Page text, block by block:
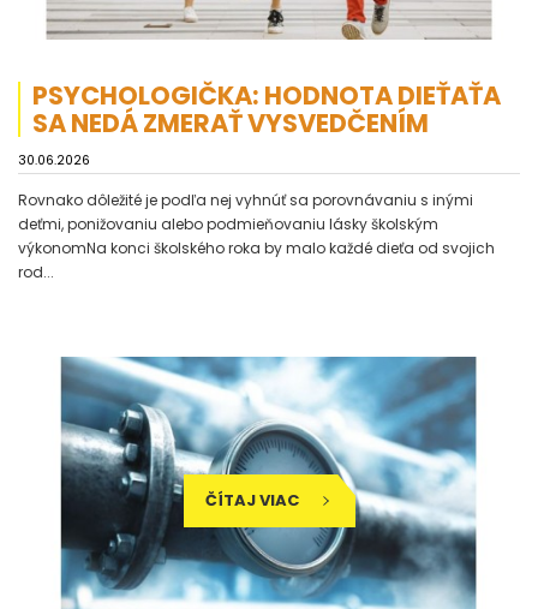
PSYCHOLOGIČKA: HODNOTA DIEŤAŤA
SA NEDÁ ZMERAŤ VYSVEDČENÍM
30.06.2026
Rovnako dôležité je podľa nej vyhnúť sa porovnávaniu s inými
deťmi, ponižovaniu alebo podmieňovaniu lásky školským
výkonomNa konci školského roka by malo každé dieťa od svojich
rod...
ČÍTAJ VIAC